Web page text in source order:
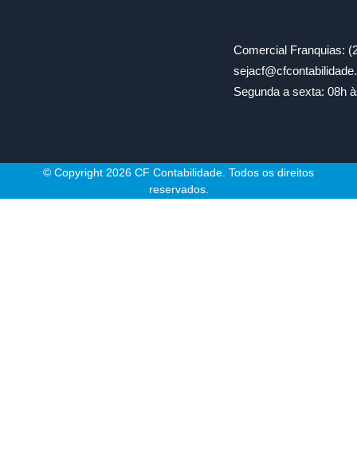
Comercial Franquias:
Segunda a sexta: 08h
© Copyright 2026 CF Contabilidade. Todos os direitos
reservados.